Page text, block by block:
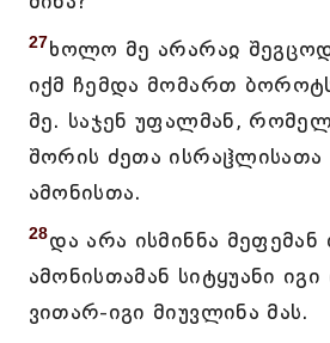
27ხოლო მე არარაჲ
იქმ ჩემდა მომართ
მე. საჯენ უფალმან,
შორის ძეთა
ამონისთა.
28და არა ისმინნა მეფემან
ამონისთამან სიტყუანი
ვითარ-იგი მიუვლინა მას.